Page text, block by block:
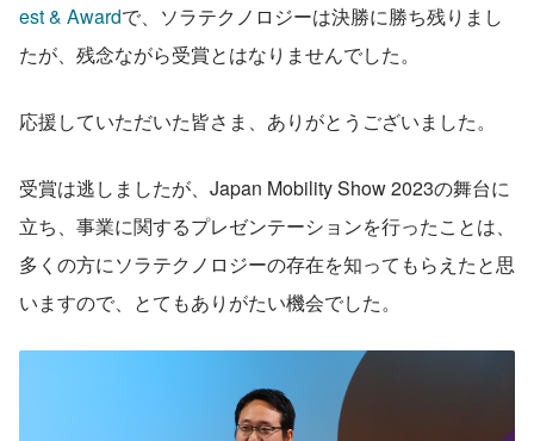
est & Awardで、ソラテクノロジーは決勝に勝ち残りまし
たが、残念ながら受賞とはなりませんでした。
応援していただいた皆さま、ありがとうございました。
受賞は逃しましたが、Japan Mobility Show 2023の舞台に
立ち、事業に関するプレゼンテーションを行ったことは、
多くの方にソラテクノロジーの存在を知ってもらえたと思
いますので、とてもありがたい機会でした。